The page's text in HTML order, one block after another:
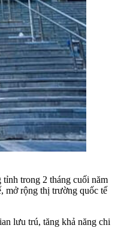
trong 2 tháng cuối năm
mở rộng thị trường quốc tế
lưu trú, tăng khả năng chi